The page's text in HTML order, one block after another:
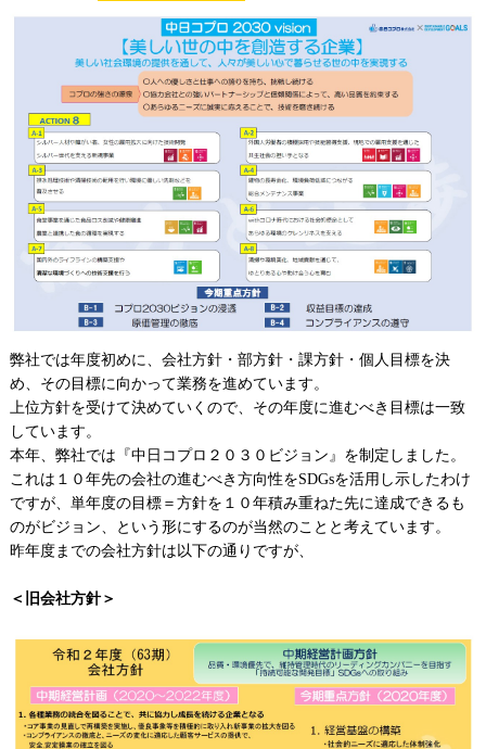
弊社では年度初めに、会社方針・部方針・課方針・個人目標を決
め、その目標に向かって業務を進めています。
上位方針を受けて決めていくので、その年度に進むべき目標は一致
しています。
本年、弊社では『中日コプロ２０３０ビジョン』を制定しました。
これは１０年先の会社の進むべき方向性をSDGsを活用し示したわけ
ですが、単年度の目標＝方針を１０年積み重ねた先に達成できるも
のがビジョン、という形にするのが当然のことと考えています。
昨年度までの会社方針は以下の通りですが、
＜旧会社方針＞